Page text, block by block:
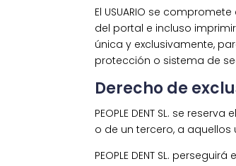
El USUARIO se
del portal e incluso
única y exclusivamente,
protección o sistema de
Derecho de
PEOPLE DENT SL. se
o de un tercero, a
PEOPLE DENT SL.